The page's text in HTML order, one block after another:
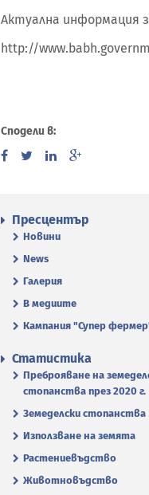
Актуална информация
http://
Сподели в:
Пресцентър
Новини
News
Галерия
В медиите
Кампания "Супер
Статистика
Преброяване на
стопанства през 2020 г.
Земеделски стопанства
Използване на земята
Растениевъдство
Животновъдство